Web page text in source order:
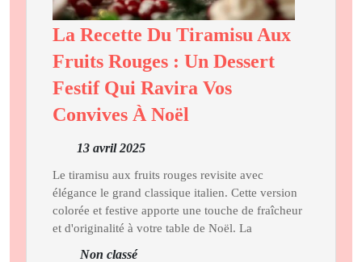
La Recette Du Tiramisu Aux
Fruits Rouges : Un Dessert
Festif Qui Ravira Vos
Convives À Noël
Tiramisu
Aux
Fruits
13 avril 202513
2025
Le tiramisu aux fruits rouges revisite avec
élégance le grand classique italien. Cette version
colorée et festive apporte une touche de fraîcheur
et d'originalité à votre table de Noël. La
Non classé